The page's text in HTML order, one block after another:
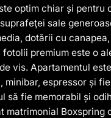
optim chiar și pentru
sale
dotării cu
fotolii premium este o
vis. Apartamentul
minibar, espressor și
să fie memorabil și
matrimonial Boxspring